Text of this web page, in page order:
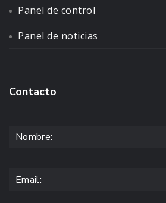
Panel de control
Panel de noticias
Contacto